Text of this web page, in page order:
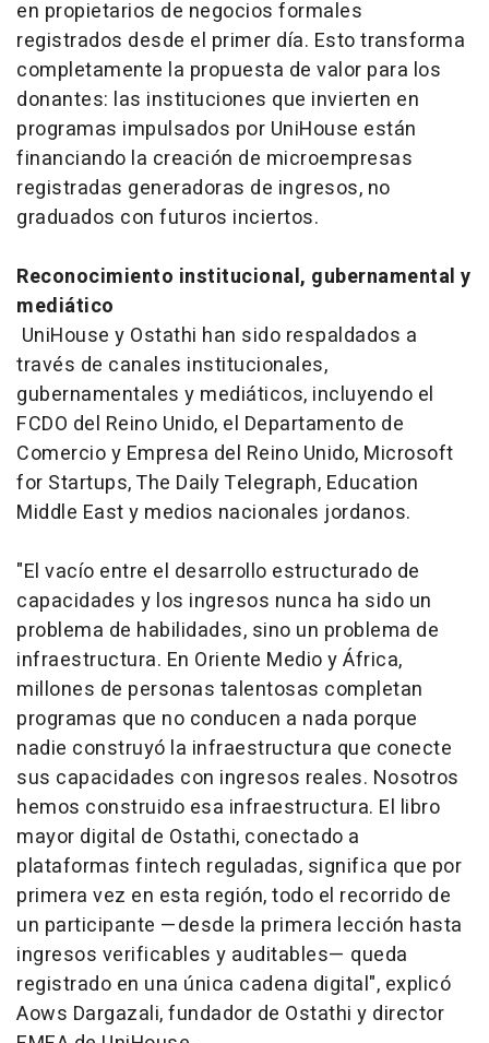
en propietarios de negocios formales
registrados desde el primer día. Esto transforma
completamente la propuesta de valor para los
donantes: las instituciones que invierten en
programas impulsados por UniHouse están
financiando la creación de microempresas
registradas generadoras de ingresos, no
graduados con futuros inciertos.
Reconocimiento institucional, gubernamental y
mediático
UniHouse y Ostathi han sido respaldados a
través de canales institucionales,
gubernamentales y mediáticos, incluyendo el
FCDO del Reino Unido, el Departamento de
Comercio y Empresa del Reino Unido, Microsoft
for Startups, The Daily Telegraph, Education
Middle East y medios nacionales jordanos.
"El vacío entre el desarrollo estructurado de
capacidades y los ingresos nunca ha sido un
problema de habilidades, sino un problema de
infraestructura. En Oriente Medio y África,
millones de personas talentosas completan
programas que no conducen a nada porque
nadie construyó la infraestructura que conecte
sus capacidades con ingresos reales. Nosotros
hemos construido esa infraestructura. El libro
mayor digital de Ostathi, conectado a
plataformas fintech reguladas, significa que por
primera vez en esta región, todo el recorrido de
un participante —desde la primera lección hasta
ingresos verificables y auditables— queda
registrado en una única cadena digital", explicó
Aows Dargazali, fundador de Ostathi y director